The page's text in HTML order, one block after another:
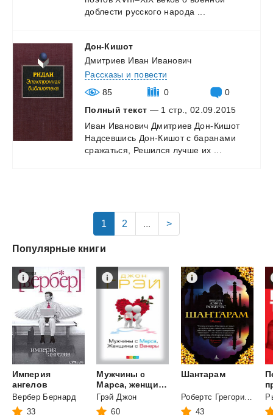
доблести русского народа
Дон-Кишот
Дмитриев Иван Иванович
Рассказы и повести
85
0
0
Полный текст — 1 стр., 02.09.2015
Иван Иванович Дмитриев Дон-Кишот
Надсевшись Дон-Кишот с баранами
сражаться,
Решился лучше их
1 2 ... >
Популярные книги
Империя
ангелов
Вербер Бернард
33
Мужчины с
Марса, женщины с Венеры
Грэй Джон
60
Шантарам
43